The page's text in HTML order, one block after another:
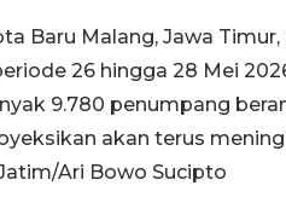
Baru Malang, Jawa Timur,
26 hingga 28 Mei
9.780 penumpang
akan terus
Ari Bowo Sucipto